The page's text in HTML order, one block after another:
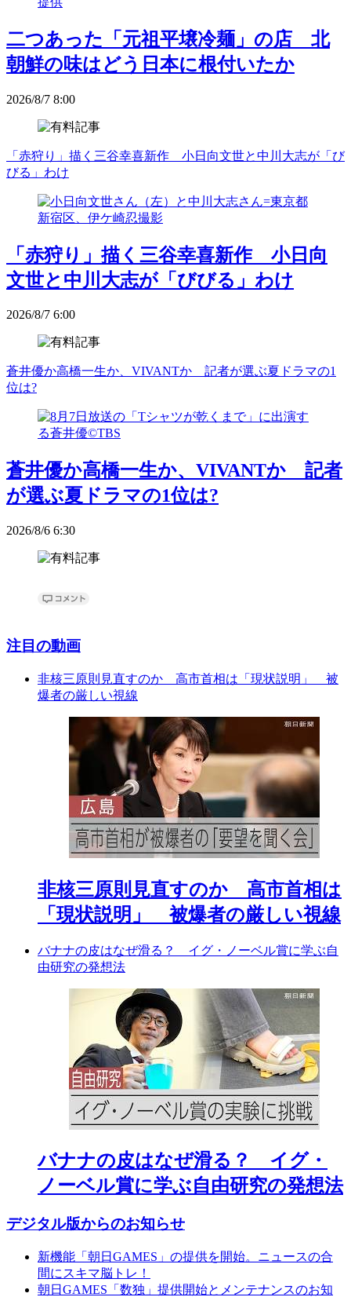
二つあった「元祖平壌冷麺」の店 北
朝鮮の味はどう日本に根付いたか
2026/8/7 8:00
「赤狩り」描く三谷幸喜新作 小日向文世と中川大志が「び
びる」わけ
「赤狩り」描く三谷幸喜新作 小日向
文世と中川大志が「びびる」わけ
2026/8/7 6:00
蒼井優か高橋一生か、VIVANTか 記者が選ぶ夏ドラマの1
位は?
蒼井優か高橋一生か、VIVANTか 記者
が選ぶ夏ドラマの1位は?
2026/8/6 6:30
注目の動画
非核三原則見直すのか 高市首相は「現状説明」 被
爆者の厳しい視線
非核三原則見直すのか 高市首相は
「現状説明」 被爆者の厳しい視線
バナナの皮はなぜ滑る？ イグ・ノーベル賞に学ぶ自
由研究の発想法
バナナの皮はなぜ滑る？ イグ・
ノーベル賞に学ぶ自由研究の発想法
デジタル版からのお知らせ
新機能「朝日GAMES」の提供を開始。ニュースの合
間にスキマ脳トレ！
朝日GAMES「数独」提供開始とメンテナンスのお知